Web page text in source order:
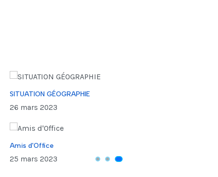
SITUATION GÉOGRAPHIE
26 mars 2023
Amis d'Office
25 mars 2023